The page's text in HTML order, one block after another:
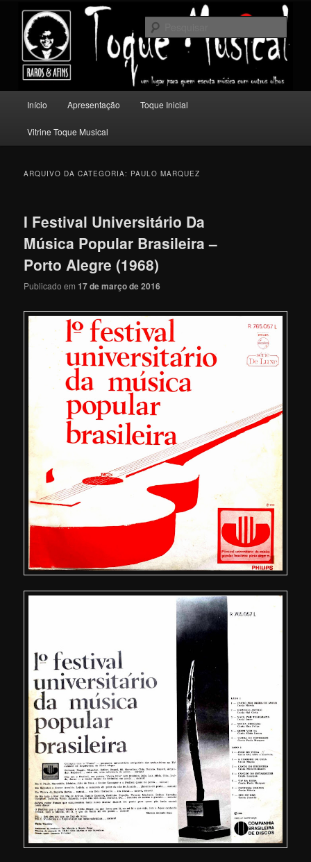
conteúdo
principal
conteúdo
secundário
Toque Musical
Um lugar para quem escuta música com outros olhos.
principal
Início Apresentação Toque Inicial
Vitrine Toque Musical
ARQUIVO DA CATEGORIA: PAULO MARQUEZ
I Festival Universitário Da
Música Popular Brasileira –
Porto Alegre (1968)
Publicado em17 de março de 2016